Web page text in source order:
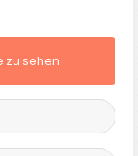
zu sehen